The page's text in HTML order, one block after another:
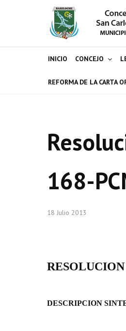
INICIO CONCEJO
REFORMA DE LA CARTA
168-
18 Julio 2013
RESOLUCION
DESCRIPCION